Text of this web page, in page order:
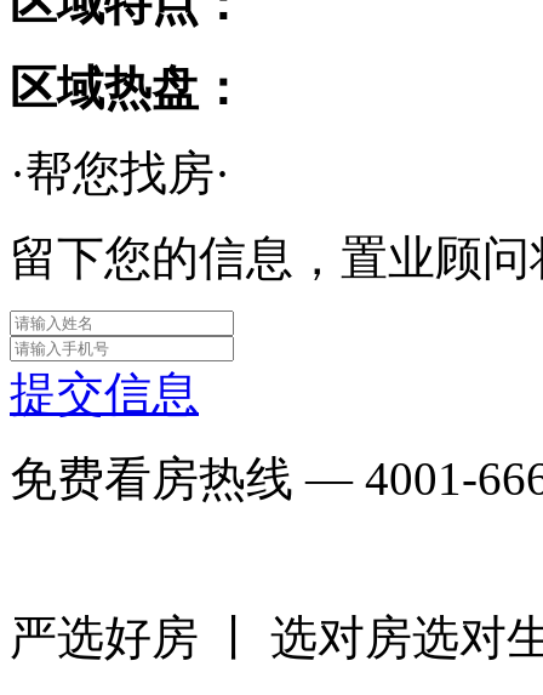
区域热盘：
·帮您找房·
留下您的信息，置业顾
提交信息
免费看房热线 — 4001-
严选好房 丨 选对房选对